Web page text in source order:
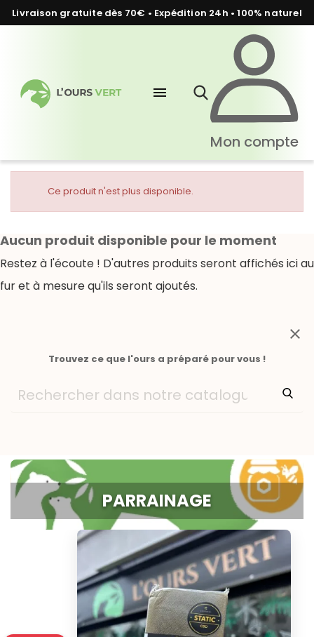
Livraison gratuite dès 70€ • Expédition 24h • 100% naturel
menu
Mon compte
Ce produit n'est plus disponible.
Aucun produit disponible pour le moment
Restez à l'écoute ! D'autres produits seront affichés ici au
fur et à mesure qu'ils seront ajoutés.
close
Trouvez ce que l'ours a préparé pour vous !
PARRAINAGE